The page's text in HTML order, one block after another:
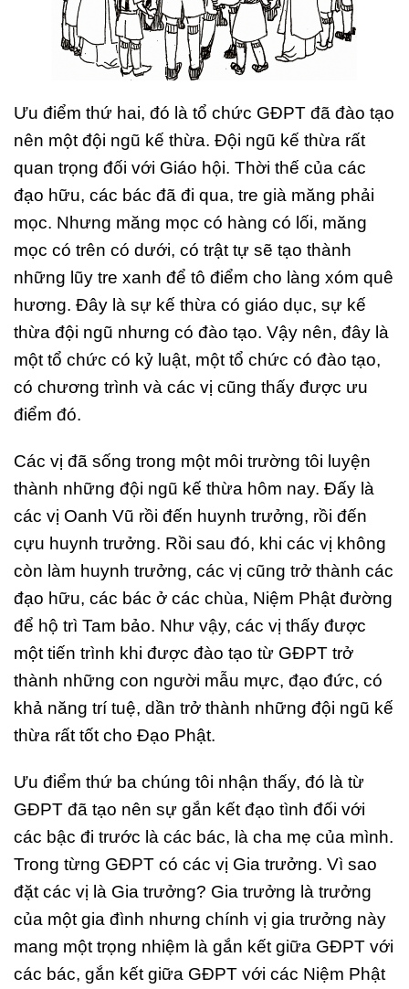
Ưu điểm thứ hai, đó là tổ chức GĐPT đã đào tạo
nên một đội ngũ kế thừa. Đội ngũ kế thừa rất
quan trọng đối với Giáo hội. Thời thế của các
đạo hữu, các bác đã đi qua, tre già măng phải
mọc. Nhưng măng mọc có hàng có lối, măng
mọc có trên có dưới, có trật tự sẽ tạo thành
những lũy tre xanh để tô điểm cho làng xóm quê
hương. Đây là sự kế thừa có giáo dục, sự kế
thừa đội ngũ nhưng có đào tạo. Vậy nên, đây là
một tổ chức có kỷ luật, một tổ chức có đào tạo,
có chương trình và các vị cũng thấy được ưu
điểm đó.
Các vị đã sống trong một môi trường tôi luyện
thành những đội ngũ kế thừa hôm nay. Đấy là
các vị Oanh Vũ rồi đến huynh trưởng, rồi đến
cựu huynh trưởng. Rồi sau đó, khi các vị không
còn làm huynh trưởng, các vị cũng trở thành các
đạo hữu, các bác ở các chùa, Niệm Phật đường
để hộ trì Tam bảo. Như vậy, các vị thấy được
một tiến trình khi được đào tạo từ GĐPT trở
thành những con người mẫu mực, đạo đức, có
khả năng trí tuệ, dần trở thành những đội ngũ kế
thừa rất tốt cho Đạo Phật.
Ưu điểm thứ ba chúng tôi nhận thấy, đó là từ
GĐPT đã tạo nên sự gắn kết đạo tình đối với
các bậc đi trước là các bác, là cha mẹ của mình.
Trong từng GĐPT có các vị Gia trưởng. Vì sao
đặt các vị là Gia trưởng? Gia trưởng là trưởng
của một gia đình nhưng chính vị gia trưởng này
mang một trọng nhiệm là gắn kết giữa GĐPT với
các bác, gắn kết giữa GĐPT với các Niệm Phật